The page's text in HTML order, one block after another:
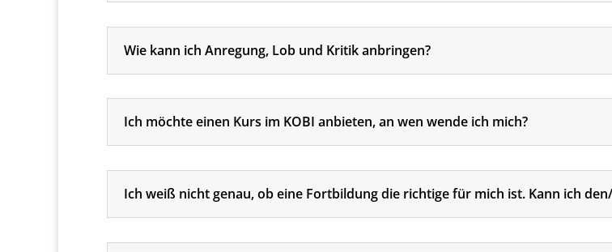
Wie kann ich Anregung, Lob und Kritik anbringen?
Ich möchte einen Kurs im KOBI anbieten, an wen wende ich mich?
Ich weiß nicht genau, ob eine Fortbildung die richtige für mich ist. Kann ich